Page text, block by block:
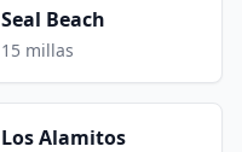
Seal Beach
15 millas
Los Alamitos